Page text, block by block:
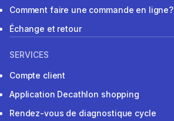
Comment faire une commande en ligne?
Échange et retour
SERVICES
Compte client
Application Decathlon shopping
Rendez-vous de diagnostique cycle